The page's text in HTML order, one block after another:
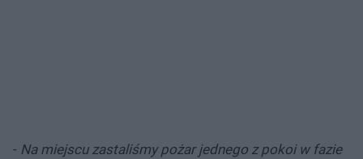
- Na miejscu zastaliśmy pożar jednego z pokoi w fazie